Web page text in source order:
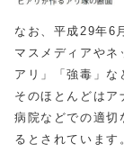
なお、平成29年6
マスメディアやネ
アリ」「強毒」な
そのほとんどはア
病院などでの適切
るとされています